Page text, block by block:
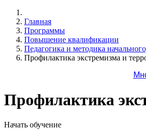
Главная
Программы
Повышение квалификации
Педагогика и методика
Профилактика экстремизма и
Профилактика
Начать обучение